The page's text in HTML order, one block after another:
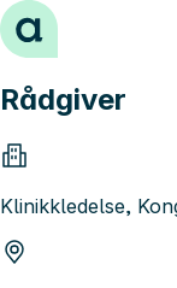
Hopp til innhold
Rådgiver
Klinikkledelse,